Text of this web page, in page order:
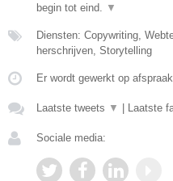
begin tot eind. ▼
Diensten: Copywriting,
herschrijven, Storytelling
Er wordt gewerkt op
Laatste tweets ▼ Laatste
Sociale media: